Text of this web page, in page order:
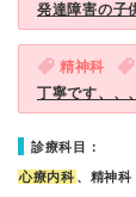
発達障害の子
精神科
丁寧です、、
診療科目：
心療内科 、精神科